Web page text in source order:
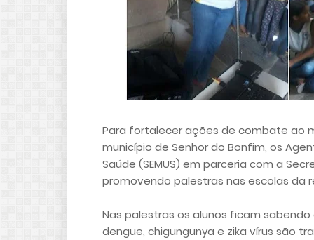
Para fortalecer ações de combate ao
município de Senhor do Bonfim, os
Saúde (SEMUS) em parceria com a
promovendo palestras nas escolas da
Nas palestras os alunos ficam
dengue, chigungunya e zika vírus são